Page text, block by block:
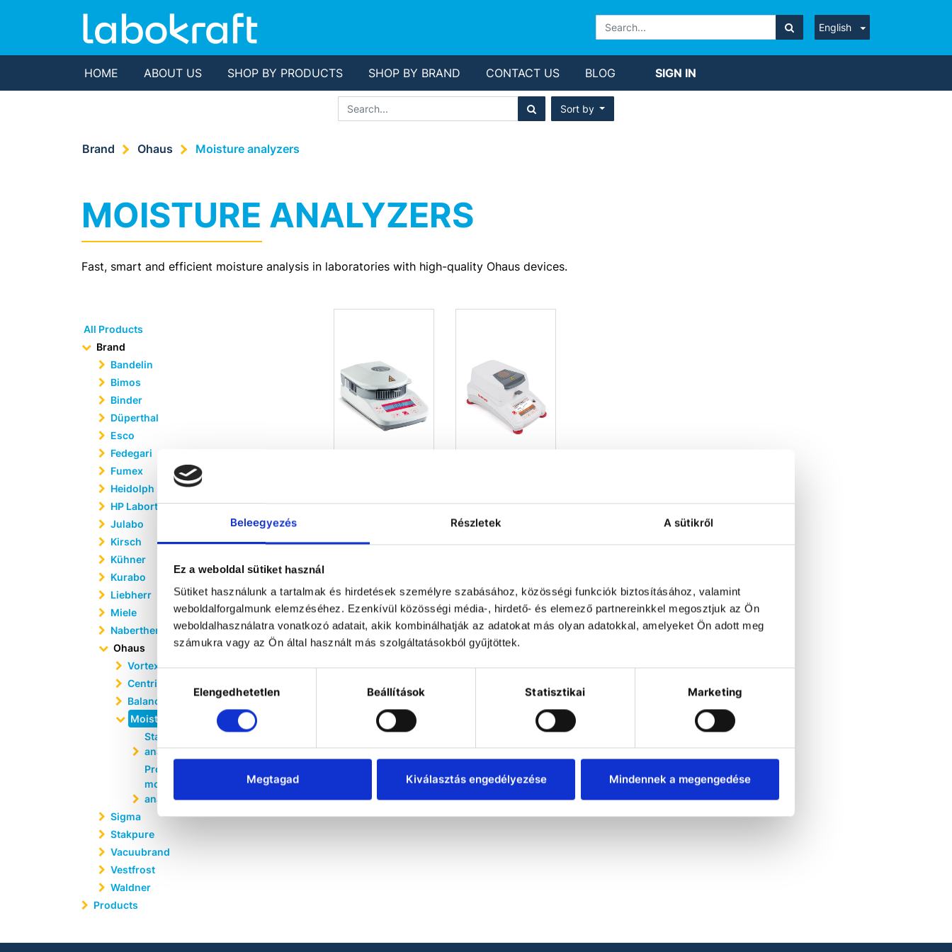
Beleegyezés Részletek A sütikről
Ez a weboldal sütiket használ
Sütiket használunk a tartalmak és hirdetések személyre szabásához, közösségi funkciók biztosításához, valamint
weboldalforgalmunk elemzéséhez. Ezenkívül közösségi média-, hirdető- és elemező partnereinkkel megosztjuk az Ön
weboldalhasználatra vonatkozó adatait, akik kombinálhatják az adatokat más olyan adatokkal, amelyeket Ön adott meg
számukra vagy az Ön által használt más szolgáltatásokból gyűjtöttek.
kiválasztásaElengedhetetlen Beállítások Statisztikai Marketing
Megtagad Kiválasztás engedélyezése Mindennek a megengedése
English
HOME ABOUT US SHOP BY PRODUCTS SHOP BY BRAND CONTACT US BLOG SIGN IN
Sort by
Brand Ohaus Moisture analyzers
MOISTURE ANALYZERS
Fast, smart and efficient moisture analysis in laboratories with high-quality Ohaus devices.
Standard
Professional
analyzers
All Products
Brand
Bandelin
Bimos
Binder
Düperthal
Esco
Fedegari
Fumex
Heidolph
HP Labortechnik
Julabo
Kirsch
Kühner
Kurabo
Liebherr
Miele
Nabertherm
Ohaus
Vortex mixers
Centrifuges
Balances
Moisture analyzers
Standard moisture
analyzers
Professional
moisture
analyzers
Sigma
Stakpure
Vacuubrand
Vestfrost
Waldner
Products